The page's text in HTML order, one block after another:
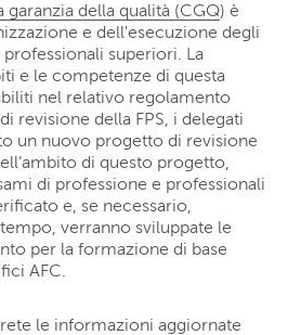
della qualità (CGQ) è
e dell'esecuzione degli
superiori. La
e le competenze di questa
nel relativo regolamento
revisione della FPS, i delegati
un nuovo progetto di revisione
di questo progetto,
di professione e professionali
e, se necessario,
verranno sviluppate le
per la formazione di base
AFC.
le informazioni aggiornate